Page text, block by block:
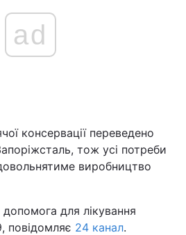
Світ
Наука
Інциденти
ad
консервації переведено
тож усі потреби
виробництво
для лікування
повідомляє 24 канал.